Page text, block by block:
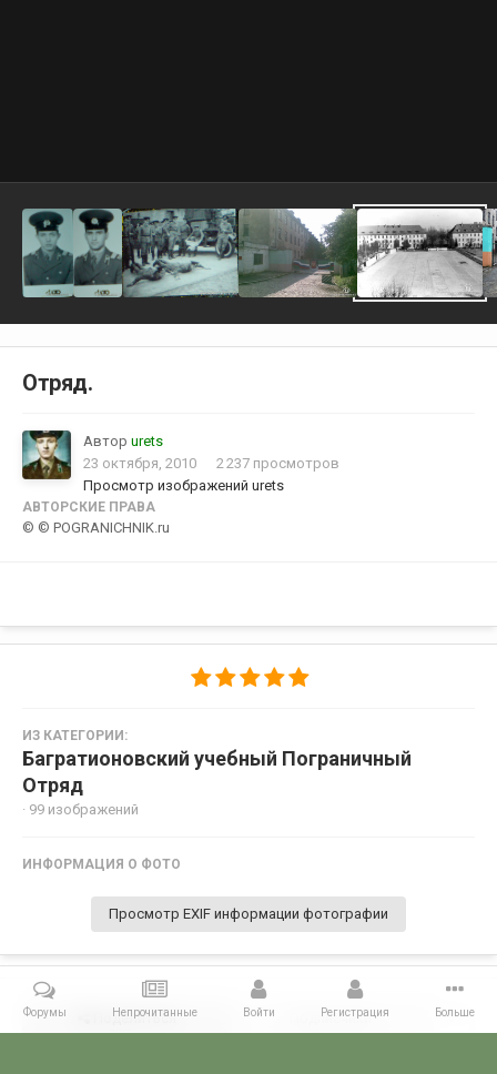
Отряд.
Автор urets
23 октября, 2010
2 237 просмотров
Просмотр изображений urets
АВТОРСКИЕ ПРАВА
© © POGRANICHNIK.ru
ИЗ КАТЕГОРИИ:
Багратионовский учебный Пограничный
Отряд
· 99 изображений
ИНФОРМАЦИЯ О ФОТО
Просмотр EXIF информации фотографии
Поделиться Подписчики 0
Форумы Непрочитанные Войти Регистрация Больше